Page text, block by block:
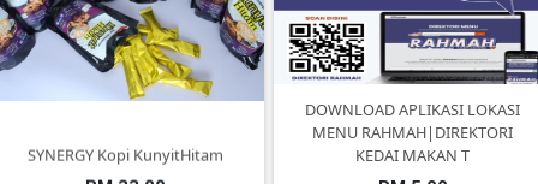
SYNERGY Kopi KunyitHitam
DOWNLOAD APLIKASI LOKASI
MENU RAHMAH|DIREKTORI
KEDAI MAKAN T